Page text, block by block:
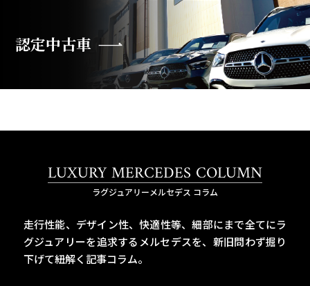
認定中古車
LUXURY MERCEDES COLUMN
ラグジュアリーメルセデス コラム
走行性能、デザイン性、快適性等、細部にまで全てにラ
グジュアリーを追求するメルセデスを、 新旧問わず掘り
下げて紐解く記事コラム。